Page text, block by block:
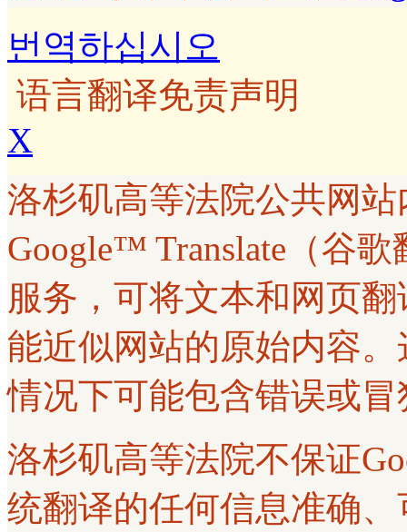
번역하십시오
语言翻译免责声明
X
洛杉矶高等法院公共网
Google™ Translate（谷
服务，可将文本和网页
能近似网站的原始内容
情况下可能包含错误或
洛杉矶高等法院不保证
统翻译的任何信息准确